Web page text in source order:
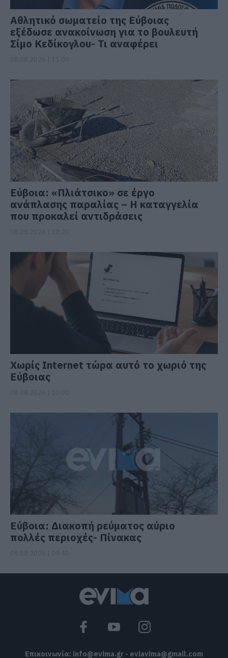
Αθλητικό σωματείο της Εύβοιας
εξέδωσε ανακοίνωση για το βουλευτή
Σίμο Κεδίκογλου- Τι αναφέρει
Εύβοια: «Πλιάτσικο» σε έργο
ανάπλασης παραλίας – Η καταγγελία
που προκαλεί αντιδράσεις
Χωρίς Internet τώρα αυτό το χωριό της
Εύβοιας
Εύβοια: Διακοπή ρεύματος αύριο
πολλές περιοχές- Πίνακας
Επικοινωνία: info@evima.gr - eviavima@gmail.com